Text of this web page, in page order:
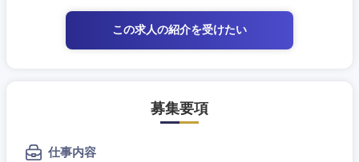
この求人の紹介を受けたい
募集要項
仕事内容